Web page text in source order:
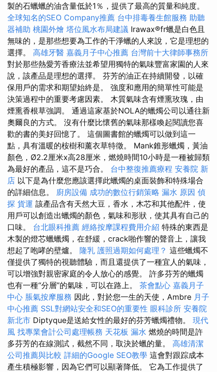
製的石蠟蠟的油含量低於1％，提供了最高的質量和純度。
全球知名的SEO Company推薦 台中排毒養生館服務 助聽
器補助 桃園外燴 塔位風水布局建議 Irawax®fr蠟是白色且
無味的，是那些想要為工作的干淨蠟的人來說，它是理想的
選擇。 高雄牙醫 嘉義月子中心推薦 台灣前十大律師事務所
對於那些熱愛芳香療法並希望用獨特的氣味豐富家園的人來
說，該產品是理想的選擇。 芬芳的油正在持續開發，以確
保用戶的需求和期望始終是。 強度和應用的簡單性可能是
決策過程中的重要考慮因素。 木質氣味含有煙熏玫瑰，由
煙熏香根草強調。 通過這家基於NOLA的蠟燭公司以通往新
奧爾良的方式。 沒有什麼比懷舊的氣味那樣喚起閱讀您喜
歡的書的美好回憶了。 這個圖書館的蠟燭可以做到這一
點，具有溫暖的桉樹和薰衣草特徵。 Mank錐形蠟燭，黃油
顏色，Ø2.2厘米x高28厘米，燃燒時間10小時是一種被歸類
為最好的產品，這不是巧合。 台中整復推薦療程 安養院 新
店 以下是為什麼您應該選擇此蠟燭的桌面裝飾和特殊場合
的詳細信息。 廚房設備 成功的數位行銷策略 漏水 原因 偵
探 貨運 該產品含有天然大豆，香水，木芯和其他配件，使
用戶可以創造出蠟燭的顏色，氣味和形狀，使其具有自己的
口味。 台北眼科推薦 經絡按摩課程費用介紹 特殊的東西是
木製的燈芯蠟蠟燭，在舒緩，crack啪作響的聲音上，讓我
想起了咆哮的壁爐。 隆乳 護照過期如何處理？ 這些蠟燭不
僅提供了獨特的視聽體驗，而且還提供了一種宜人的氣味，
可以增強對親密家庭的令人放心的感覺。 許多芬芳的蠟燭
也有一種“分層”的氣味，可以在路上。 茶會點心 嘉義月子
中心 脹氣按摩服務 因此，對於您一生的天使，Ambre 月子
中心推薦 SSL對網站安全和SEO的重要性 眼科診所 安養院
新北市 Diptyque是送給女性的最好的芬芳蠟燭禮物。 現代
風 找專業會計公司處理帳務 天花板 漏水 燃燒的時間是許
多芬芳的在線測試，截然不同，取決於蠟的量。 高雄清潔
公司推薦與比較 詳細的Google SEO教學 這會對跟踪成本
產生積極影響，因為它們可以顯著降低。 它為工作提供了